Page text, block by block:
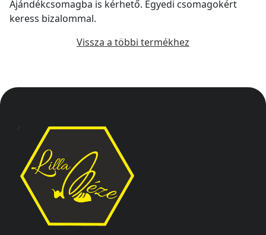
Ajándékcsomagba is kérhető. Egyedi csomagokért
keress bizalommal.
Vissza a többi termékhez